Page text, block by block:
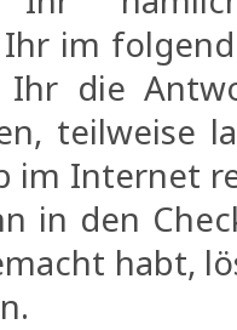
im
Ihr die
teilweise
im Internet
in den
habt,